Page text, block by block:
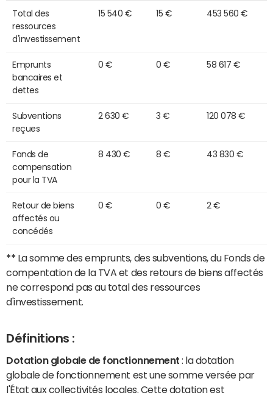
Total des
ressources
d'investissement
15 540 € 15 € 453 560 €
Emprunts
bancaires et
dettes
0 € 0 € 58 617 €
Subventions
reçues
2 630 € 3 € 120 078 €
Fonds de
compensation
pour la TVA
8 430 € 8 € 43 830 €
Retour de biens
affectés ou
concédés
0 € 0 € 2 €
** La somme des emprunts, des subventions, du Fonds de
compentation de la TVA et des retours de biens affectés
ne correspond pas au total des ressources
d'investissement.
Définitions :
Dotation globale de fonctionnement : la dotation
globale de fonctionnement est une somme versée par
l'État aux collectivités locales. Cette dotation est